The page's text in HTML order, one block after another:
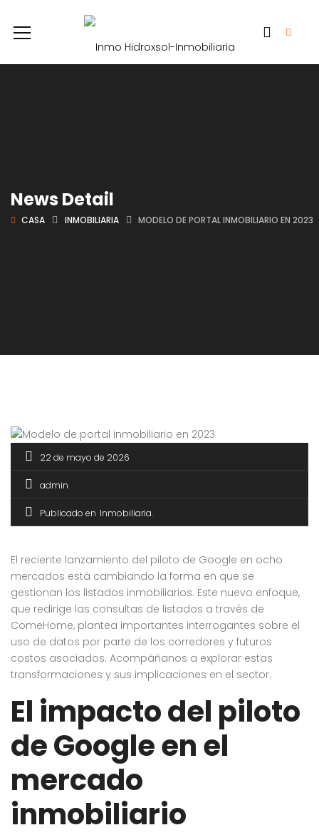
News Detail
CASA INMOBILIARIA MODELO DE PORTAL INMOBILIARIO EN 2023
22 de mayo de 2026
admin
Publicado en Inmobiliaria
El reciente lanzamiento del piloto de Google en ocho
mercados está cambiando la forma en que se
gestionan los listados inmobiliarios. Este nuevo enfoque,
que redirige las consultas de listados a través de
ComeHome, plantea importantes interrogantes sobre el
uso de datos por parte de los corredores y futuros
costos asociados. Acompáñanos a explorar estas
transformaciones y sus implicaciones en el sector.
El impacto del piloto
de Google en el
mercado
inmobiliario